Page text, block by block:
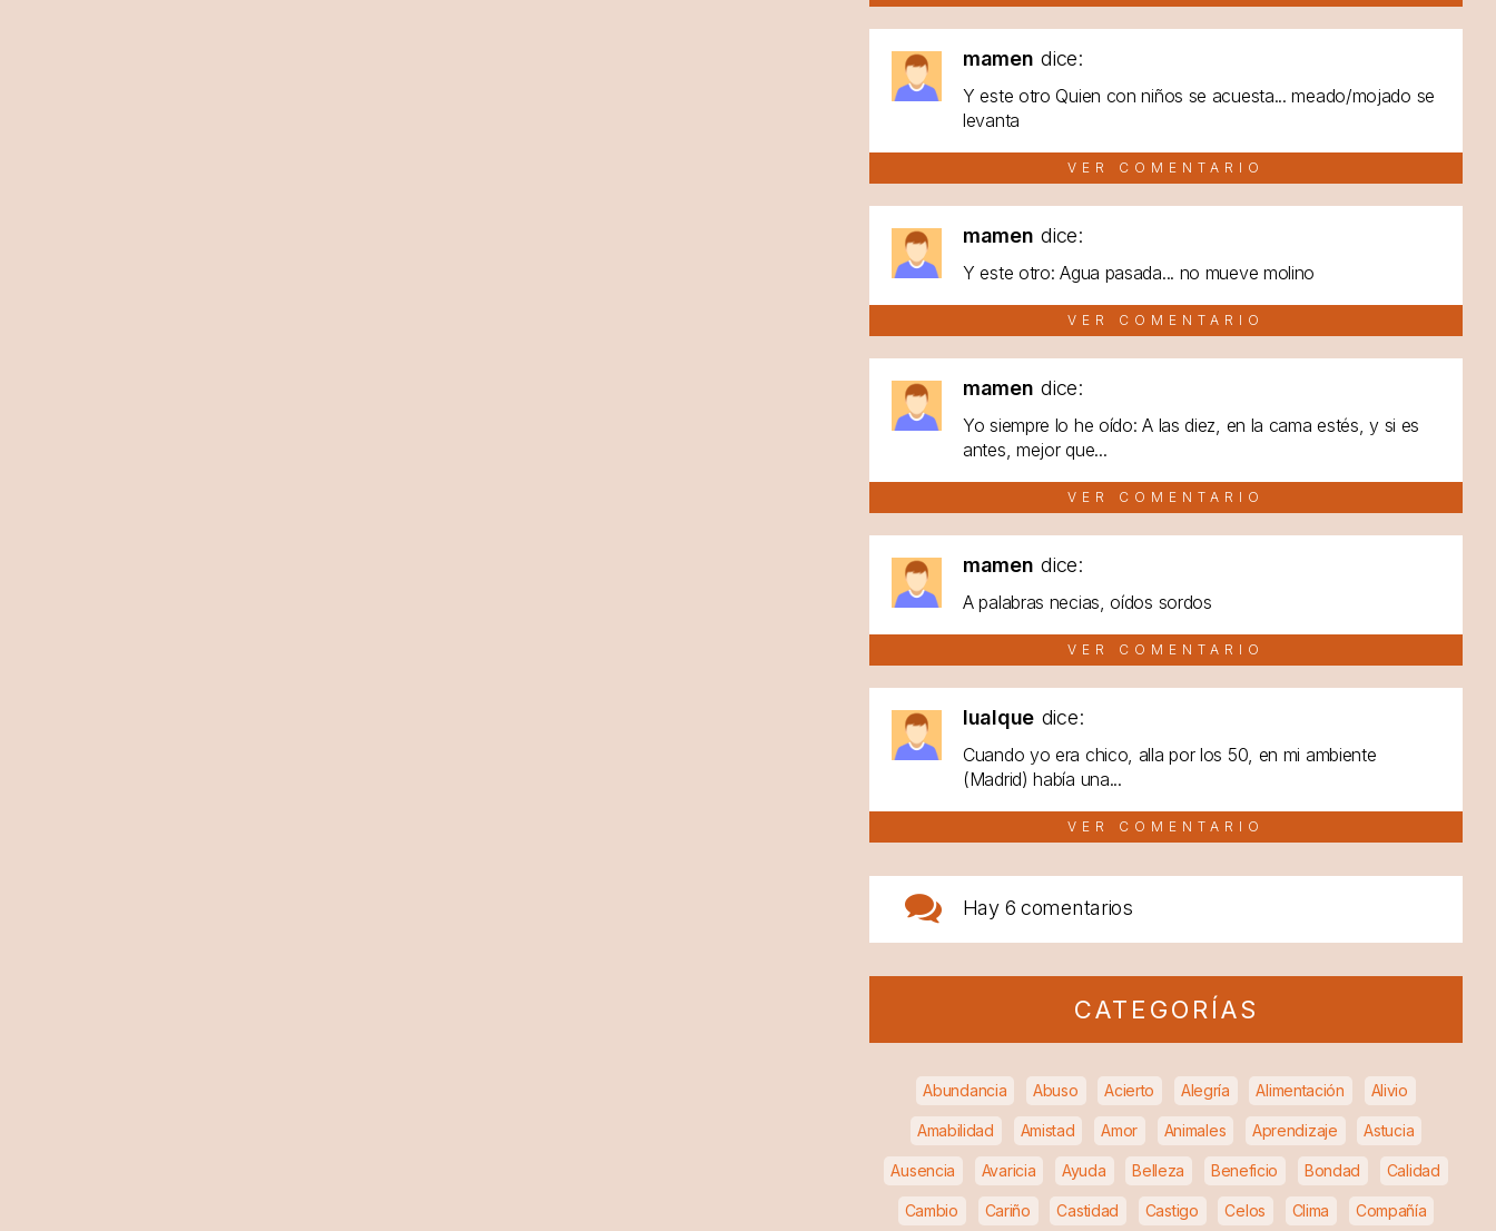
mamen dice:
Y este otro Quien con niños se acuesta... meado/mojado se
levanta
VER COMENTARIO
mamen dice:
Y este otro: Agua pasada... no mueve molino
VER COMENTARIO
mamen dice:
Yo siempre lo he oído: A las diez, en la cama estés, y si es
antes, mejor que...
VER COMENTARIO
mamen dice:
A palabras necias, oídos sordos
VER COMENTARIO
lualque dice:
Cuando yo era chico, alla por los 50, en mi ambiente
(Madrid) había una...
VER COMENTARIO
Hay 6 comentarios
CATEGORÍAS
Abundancia Abuso Acierto Alegría Alimentación Alivio
Amabilidad Amistad Amor Animales Aprendizaje Astucia
Ausencia Avaricia Ayuda Belleza Beneficio Bondad Calidad
Cambio Cariño Castidad Castigo Celos Clima Compañía